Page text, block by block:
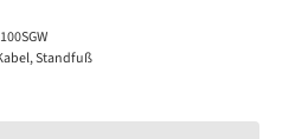
Standfuß